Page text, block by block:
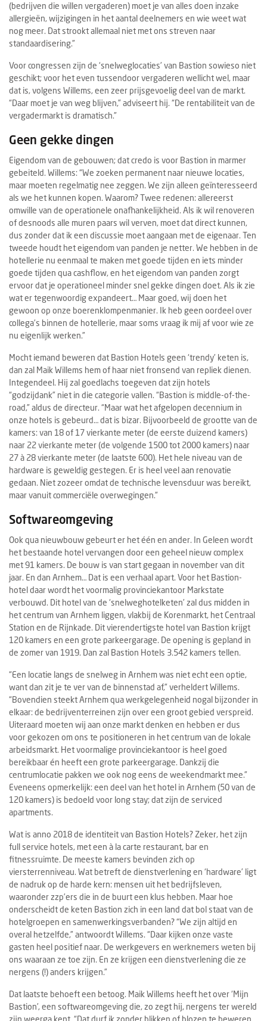
(bedrijven die willen vergaderen) moet je van alles doen inzake
allergieën, wijzigingen in het aantal deelnemers en wie weet wat
nog meer. Dat strookt allemaal niet met ons streven naar
standaardisering.”
Voor congressen zijn de ‘snelweglocaties’ van Bastion sowieso niet
geschikt; voor het even tussendoor vergaderen wellicht wel, maar
dat is, volgens Willems, een zeer prijsgevoelig deel van de markt.
“Daar moet je van weg blijven,” adviseert hij. “De rentabiliteit van de
vergadermarkt is dramatisch.”
Geen gekke dingen
Eigendom van de gebouwen; dat credo is voor Bastion in marmer
gebeiteld. Willems: “We zoeken permanent naar nieuwe locaties,
maar moeten regelmatig nee zeggen. We zijn alleen geïnteresseerd
als we het kunnen kopen. Waarom? Twee redenen: allereerst
omwille van de operationele onafhankelijkheid. Als ik wil renoveren
of desnoods alle muren paars wil verven, moet dat direct kunnen,
dus zonder dat ik een discussie moet aangaan met de eigenaar. Ten
tweede houdt het eigendom van panden je netter. We hebben in de
hotellerie nu eenmaal te maken met goede tijden en iets minder
goede tijden qua cashflow, en het eigendom van panden zorgt
ervoor dat je operationeel minder snel gekke dingen doet. Als ik zie
wat er tegenwoordig expandeert… Maar goed, wij doen het
gewoon op onze boerenklompenmanier. Ik heb geen oordeel over
collega’s binnen de hotellerie, maar soms vraag ik mij af voor wie ze
nu eigenlijk werken.”
Mocht iemand beweren dat Bastion Hotels geen ‘trendy’ keten is,
dan zal Maik Willems hem of haar niet fronsend van repliek dienen.
Integendeel. Hij zal goedlachs toegeven dat zijn hotels
“godzijdank” niet in die categorie vallen. “Bastion is middle-of-the-
road,” aldus de directeur. “Maar wat het afgelopen decennium in
onze hotels is gebeurd… dat is bizar. Bijvoorbeeld de grootte van de
kamers: van 18 of 17 vierkante meter (de eerste duizend kamers)
naar 22 vierkante meter (de volgende 1500 tot 2000 kamers) naar
27 à 28 vierkante meter (de laatste 600). Het hele niveau van de
hardware is geweldig gestegen. Er is heel veel aan renovatie
gedaan. Niet zozeer omdat de technische levensduur was bereikt,
maar vanuit commerciële overwegingen.”
Softwareomgeving
Ook qua nieuwbouw gebeurt er het één en ander. In Geleen wordt
het bestaande hotel vervangen door een geheel nieuw complex
met 91 kamers. De bouw is van start gegaan in november van dit
jaar. En dan Arnhem… Dat is een verhaal apart. Voor het Bastion-
hotel daar wordt het voormalig provinciekantoor Markstate
verbouwd. Dit hotel van de ‘snelweghotelketen’ zal dus midden in
het centrum van Arnhem liggen, vlakbij de Korenmarkt, het Centraal
Station en de Rijnkade. Dit vierendertigste hotel van Bastion krijgt
120 kamers en een grote parkeergarage. De opening is gepland in
de zomer van 1919. Dan zal Bastion Hotels 3.542 kamers tellen.
“Een locatie langs de snelweg in Arnhem was niet echt een optie,
want dan zit je te ver van de binnenstad af,” verheldert Willems.
“Bovendien steekt Arnhem qua werkgelegenheid nogal bijzonder in
elkaar: de bedrijventerreinen zijn over een groot gebied verspreid.
Uiteraard moeten wij aan onze markt denken en hebben er dus
voor gekozen om ons te positioneren in het centrum van de lokale
arbeidsmarkt. Het voormalige provinciekantoor is heel goed
bereikbaar én heeft een grote parkeergarage. Dankzij die
centrumlocatie pakken we ook nog eens de weekendmarkt mee.”
Eveneens opmerkelijk: een deel van het hotel in Arnhem (50 van de
120 kamers) is bedoeld voor long stay; dat zijn de serviced
apartments.
Wat is anno 2018 de identiteit van Bastion Hotels? Zeker, het zijn
full service hotels, met een à la carte restaurant, bar en
fitnessruimte. De meeste kamers bevinden zich op
viersterrenniveau. Wat betreft de dienstverlening en ‘hardware’ ligt
de nadruk op de harde kern: mensen uit het bedrijfsleven,
waaronder zzp’ers die in de buurt een klus hebben. Maar hoe
onderscheidt de keten Bastion zich in een land dat bol staat van de
hotelgroepen en samenwerkingsverbanden? “We zijn altijd en
overal hetzelfde,” antwoordt Willems. “Daar kijken onze vaste
gasten heel positief naar. De werkgevers en werknemers weten bij
ons waaraan ze toe zijn. En ze krijgen een dienstverlening die ze
nergens (!) anders krijgen.”
Dat laatste behoeft een betoog. Maik Willems heeft het over ‘Mijn
Bastion’, een softwareomgeving die, zo zegt hij, nergens ter wereld
zijn weerga kent. “Dat durf ik zonder blikken of blozen te beweren.